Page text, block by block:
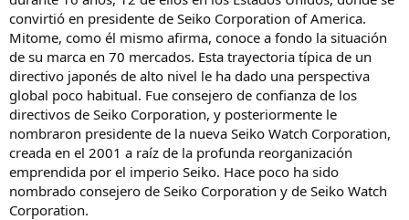
convirtió en presidente de Seiko Corporation of America.
Mitome, como él mismo afirma, conoce a fondo la situación
de su marca en 70 mercados. Esta trayectoria típica de un
directivo japonés de alto nivel le ha dado una perspectiva
global poco habitual. Fue consejero de confianza de los
directivos de Seiko Corporation, y posteriormente le
nombraron presidente de la nueva Seiko Watch Corporation,
creada en el 2001 a raíz de la profunda reorganización
emprendida por el imperio Seiko. Hace poco ha sido
nombrado consejero de Seiko Corporation y de Seiko Watch
Corporation.